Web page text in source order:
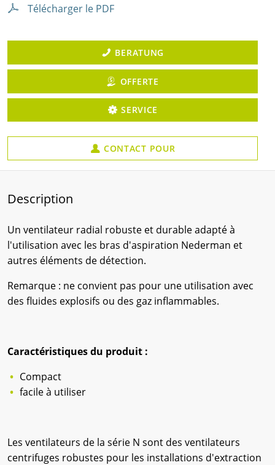
Télécharger le PDF
BERATUNG
OFFERTE
SERVICE
CONTACT POUR
Description
Un ventilateur radial robuste et durable adapté à
l'utilisation avec les bras d'aspiration Nederman et
autres éléments de détection.
Remarque : ne convient pas pour une utilisation avec
des fluides explosifs ou des gaz inflammables.
Caractéristiques du produit :
Compact
facile à utiliser
Les ventilateurs de la série N sont des ventilateurs
centrifuges robustes pour les installations d'extraction